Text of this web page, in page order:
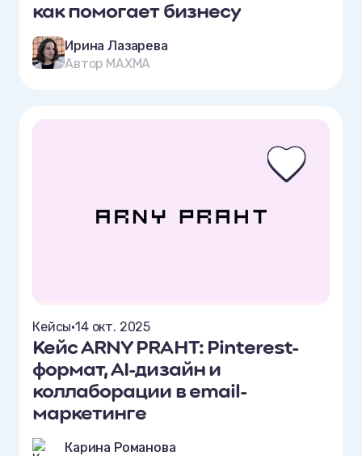
как помогает бизнесу
Ирина Лазарева
Автор MAXMA
Кейсы•14 окт. 2025
Кейс ARNY PRAHT: Pinterest-
формат, AI-дизайн и
коллаборации в email-
маркетинге
Карина Романова